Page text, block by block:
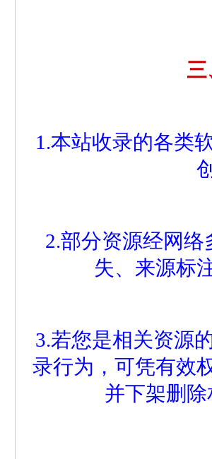
三
1.本站收录的各类
2.部分资源经网
失、来源标
3.若您是相关资源
录行为，可凭有效
并下架删